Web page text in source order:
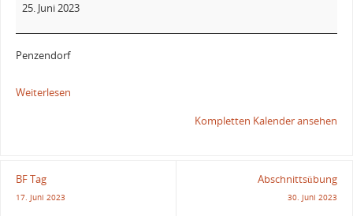
25. Juni 2023
Penzendorf
Weiterlesen
Kompletten Kalender ansehen
BF Tag
17. Juni 2023
Abschnittsübung
30. Juni 2023